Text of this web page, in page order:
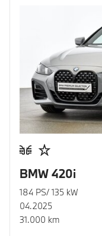
BMW 420i
184 PS/ 135 kW
04.2025
31.000 km